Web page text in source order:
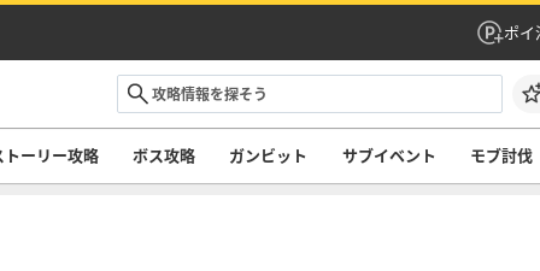
ポイ
トーリー攻略 ボス攻略 ガンビット サブイベント モブ討伐